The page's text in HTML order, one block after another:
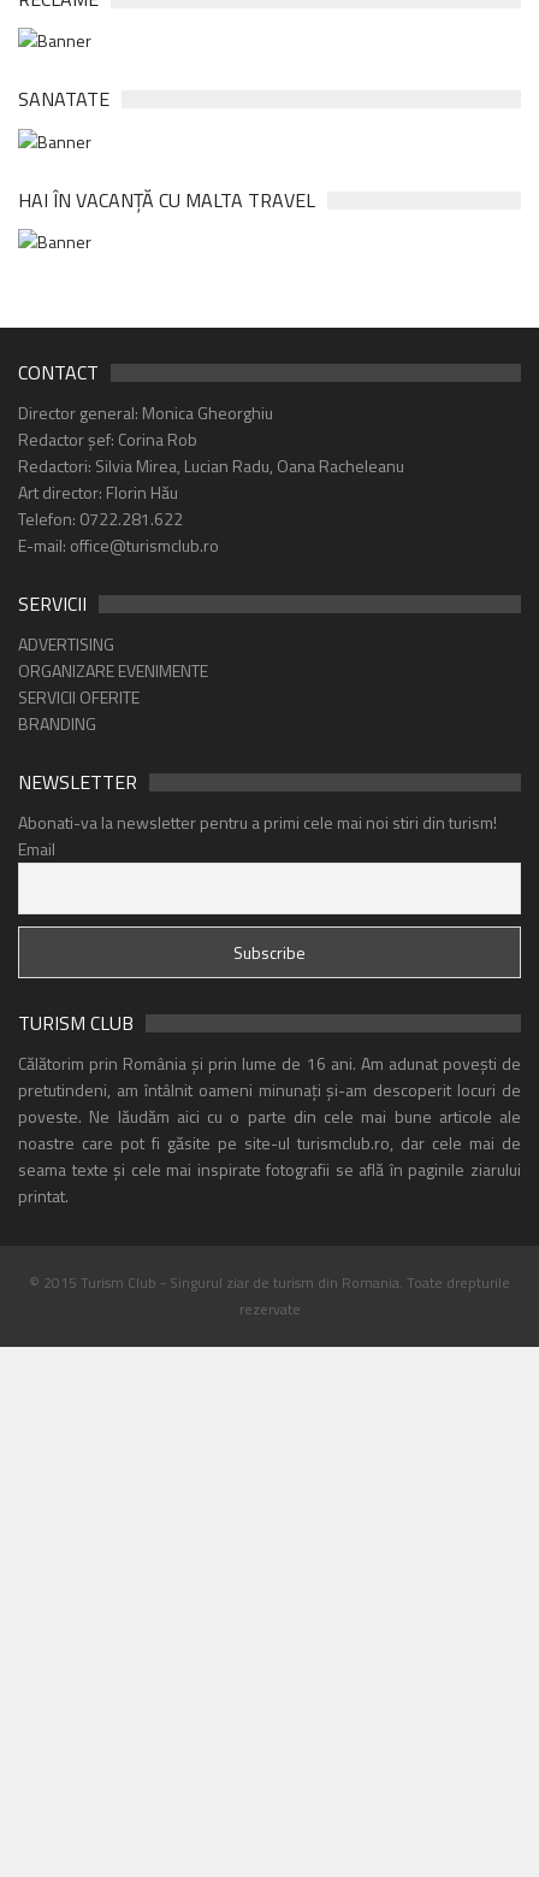
SANATATE
HAI ÎN VACANȚĂ CU MALTA TRAVEL
CONTACT
Director general: Monica Gheorghiu
Redactor șef: Corina Rob
Redactori: Silvia Mirea, Lucian Radu, Oana Racheleanu
Art director: Florin Hău
Telefon: 0722.281.622
E-mail: office@turismclub.ro
SERVICII
ADVERTISING
ORGANIZARE EVENIMENTE
SERVICII OFERITE
BRANDING
NEWSLETTER
Abonati-va la newsletter pentru a primi cele mai noi stiri din turism!
Email
TURISM CLUB
Călătorim prin România și prin lume de 16 ani. Am adunat povești de
pretutindeni, am întâlnit oameni minunați și-am descoperit locuri de
poveste. Ne lăudăm aici cu o parte din cele mai bune articole ale
noastre care pot fi găsite pe site-ul turismclub.ro, dar cele mai de
seama texte și cele mai inspirate fotografii se află în paginile ziarului
printat.
© 2015 Turism Club - Singurul ziar de turism din Romania. Toate drepturile
rezervate